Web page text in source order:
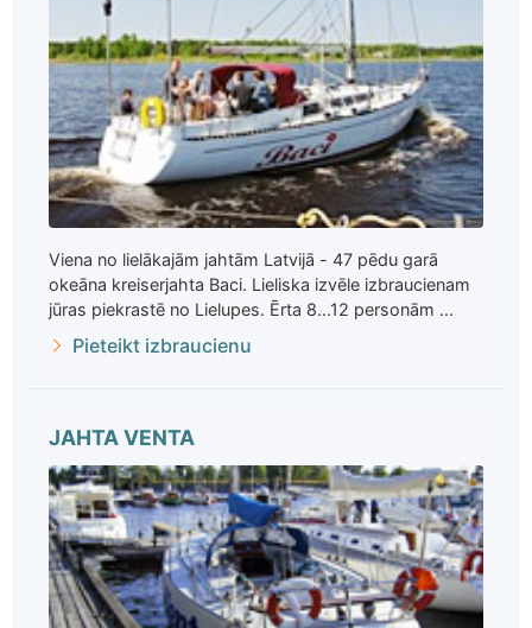
Viena no lielākajām jahtām Latvijā - 47 pēdu garā
okeāna kreiserjahta Baci. Lieliska izvēle izbraucienam
jūras piekrastē no Lielupes. Ērta 8...12 personām ...
Pieteikt izbraucienu
JAHTA VENTA